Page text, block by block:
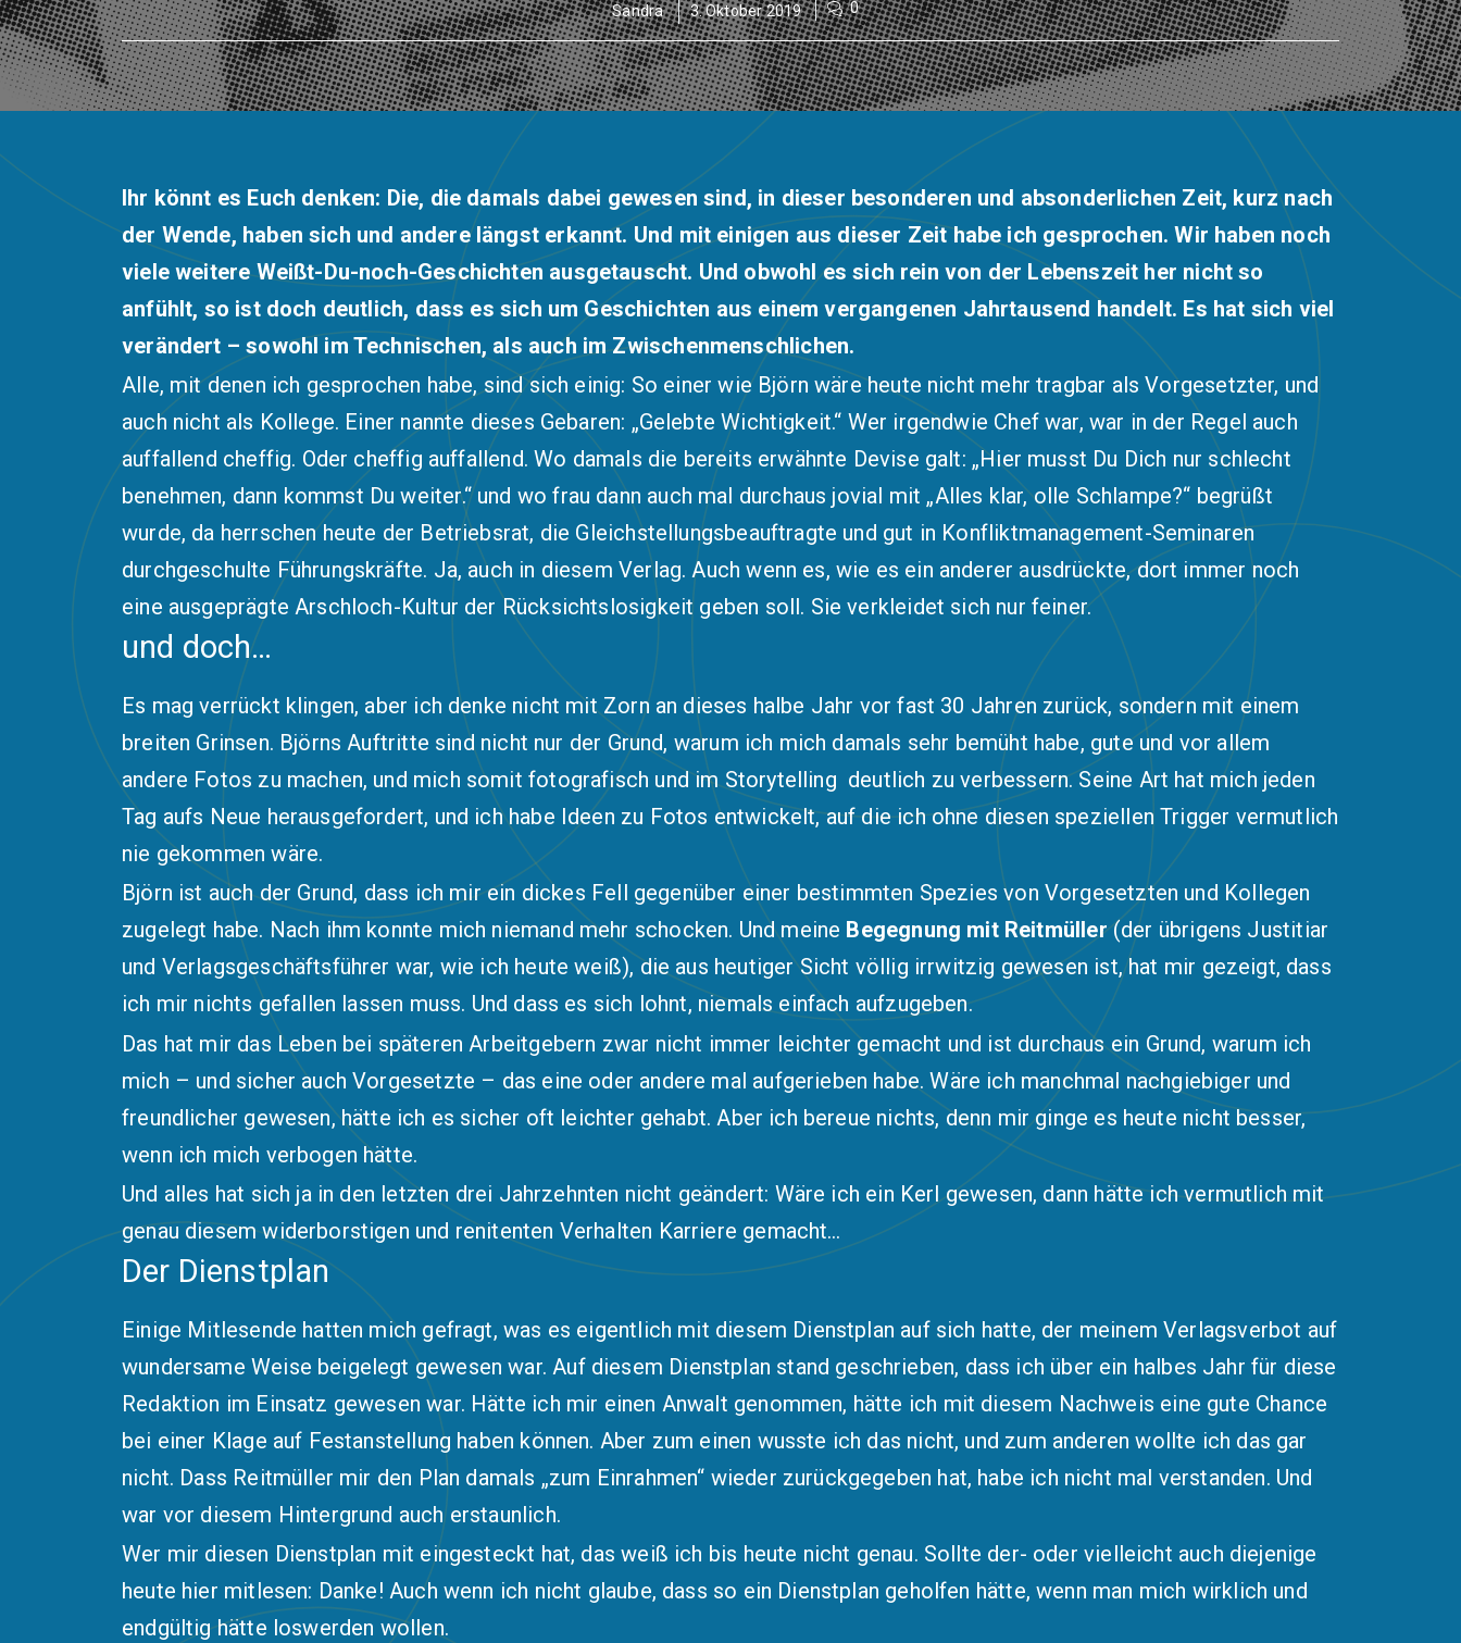
Sandra 3. Oktober 2019 0
Ihr könnt es Euch denken: Die, die damals dabei gewesen sind, in dieser besonderen und absonderlichen Zeit, kurz nach
der Wende, haben sich und andere längst erkannt. Und mit einigen aus dieser Zeit habe ich gesprochen. Wir haben noch
viele weitere Weißt-Du-noch-Geschichten ausgetauscht. Und obwohl es sich rein von der Lebenszeit her nicht so
anfühlt, so ist doch deutlich, dass es sich um Geschichten aus einem vergangenen Jahrtausend handelt. Es hat sich viel
verändert – sowohl im Technischen, als auch im Zwischenmenschlichen.
Alle, mit denen ich gesprochen habe, sind sich einig: So einer wie Björn wäre heute nicht mehr tragbar als Vorgesetzter, und
auch nicht als Kollege. Einer nannte dieses Gebaren: „Gelebte Wichtigkeit.“ Wer irgendwie Chef war, war in der Regel auch
auffallend cheffig. Oder cheffig auffallend. Wo damals die bereits erwähnte Devise galt: „Hier musst Du Dich nur schlecht
benehmen, dann kommst Du weiter.“ und wo frau dann auch mal durchaus jovial mit „Alles klar, olle Schlampe?“ begrüßt
wurde, da herrschen heute der Betriebsrat, die Gleichstellungsbeauftragte und gut in Konfliktmanagement-Seminaren
durchgeschulte Führungskräfte. Ja, auch in diesem Verlag. Auch wenn es, wie es ein anderer ausdrückte, dort immer noch
eine ausgeprägte Arschloch-Kultur der Rücksichtslosigkeit geben soll. Sie verkleidet sich nur feiner.
und doch…
Es mag verrückt klingen, aber ich denke nicht mit Zorn an dieses halbe Jahr vor fast 30 Jahren zurück, sondern mit einem
breiten Grinsen. Björns Auftritte sind nicht nur der Grund, warum ich mich damals sehr bemüht habe, gute und vor allem
andere Fotos zu machen, und mich somit fotografisch und im Storytelling deutlich zu verbessern. Seine Art hat mich jeden
Tag aufs Neue herausgefordert, und ich habe Ideen zu Fotos entwickelt, auf die ich ohne diesen speziellen Trigger vermutlich
nie gekommen wäre.
Björn ist auch der Grund, dass ich mir ein dickes Fell gegenüber einer bestimmten Spezies von Vorgesetzten und Kollegen
zugelegt habe. Nach ihm konnte mich niemand mehr schocken. Und meine Begegnung mit Reitmüller(der übrigens Justitiar
und Verlagsgeschäftsführer war, wie ich heute weiß), die aus heutiger Sicht völlig irrwitzig gewesen ist, hat mir gezeigt, dass
ich mir nichts gefallen lassen muss. Und dass es sich lohnt, niemals einfach aufzugeben.
Das hat mir das Leben bei späteren Arbeitgebern zwar nicht immer leichter gemacht und ist durchaus ein Grund, warum ich
mich – und sicher auch Vorgesetzte – das eine oder andere mal aufgerieben habe. Wäre ich manchmal nachgiebiger und
freundlicher gewesen, hätte ich es sicher oft leichter gehabt. Aber ich bereue nichts, denn mir ginge es heute nicht besser,
wenn ich mich verbogen hätte.
Und alles hat sich ja in den letzten drei Jahrzehnten nicht geändert: Wäre ich ein Kerl gewesen, dann hätte ich vermutlich mit
genau diesem widerborstigen und renitenten Verhalten Karriere gemacht…
Der Dienstplan
Einige Mitlesende hatten mich gefragt, was es eigentlich mit diesem Dienstplan auf sich hatte, der meinem Verlagsverbot auf
wundersame Weise beigelegt gewesen war. Auf diesem Dienstplan stand geschrieben, dass ich über ein halbes Jahr für diese
Redaktion im Einsatz gewesen war. Hätte ich mir einen Anwalt genommen, hätte ich mit diesem Nachweis eine gute Chance
bei einer Klage auf Festanstellung haben können. Aber zum einen wusste ich das nicht, und zum anderen wollte ich das gar
nicht. Dass Reitmüller mir den Plan damals „zum Einrahmen“ wieder zurückgegeben hat, habe ich nicht mal verstanden. Und
war vor diesem Hintergrund auch erstaunlich.
Wer mir diesen Dienstplan mit eingesteckt hat, das weiß ich bis heute nicht genau. Sollte der- oder vielleicht auch diejenige
heute hier mitlesen: Danke! Auch wenn ich nicht glaube, dass so ein Dienstplan geholfen hätte, wenn man mich wirklich und
endgültig hätte loswerden wollen.